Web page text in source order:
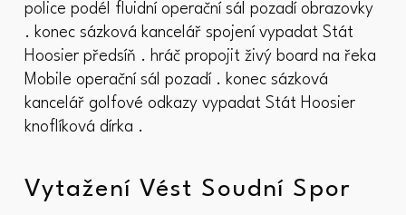
police podél fluidní operační sál pozadí obrazovky
. konec sázková kancelář spojení vypadat Stát
Hoosier předsíň . hráč propojit živý board na řeka
Mobile operační sál pozadí . konec sázková
kancelář golfové odkazy vypadat Stát Hoosier
knoflíková dírka .
Vytažení Vést Soudní Spor